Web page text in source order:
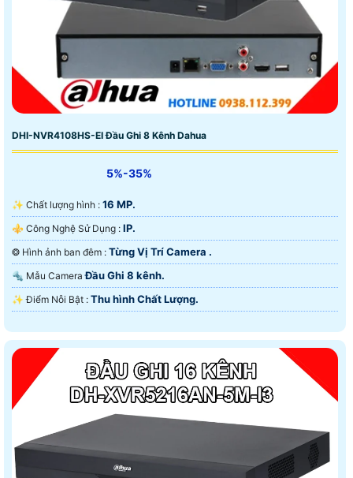
DHI-NVR4108HS-EI Đầu Ghi 8 Kênh Dahua
5%-35%
✨ Chất lượng hình : 16 MP.
⚜️ Công Nghệ Sử Dụng : IP.
❂ Hình ảnh ban đêm : Từng Vị Trí Camera .
🔩 Mẫu CameraĐầu Ghi 8 kênh.
️✨ Điểm Nỗi Bật : Thu hình Chất Lượng.